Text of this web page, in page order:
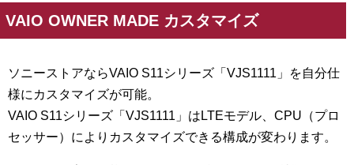
VAIO OWNER MADE カスタマイズ
ソニーストアならVAIO S11シリーズ「VJS1111」
を自分仕
様にカスタマイズが可能。
VAIO S11シリーズ「VJS1111」 はLTEモデル、CPU（プロ
セッサー）によりカスタマイズできる構成が変わります。